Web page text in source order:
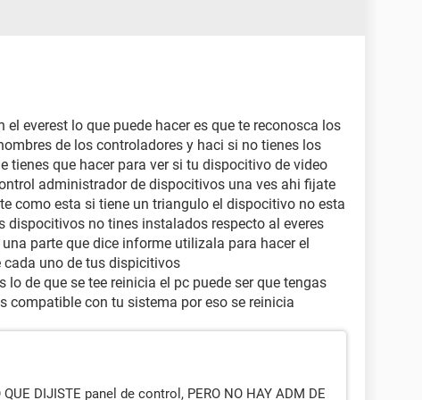
00 00 00 00 00 00 00 00
[10DE-03E0] [NoDB]
A2 00 01 06 00 00 80 00
00 00 00 00 DE 10 84 CB
00 00 00 00 FF 00 00 00
FA 3E FF 00 FA 3E FF 00
00 00 00 05 0F 00 FC 00
00 00 00 00 00 00 00 00
00 20 44 19 00 00 00 00
C0 00 40 01 FF 00 00 00
21 65 08 74 B9 0C 00 D0
00 00 00 00 00 00 00 00
00 00 00 00 00 00 00 00
3C 1E 00 FC FD B1 00 30
00 00 00 00 00 00 00 00
10 00 00 00 00 00 00 00
el everest lo que puede hacer es que te reconosca los
de los controladores y haci si no tienes los
tienes que hacer para ver si tu dispocitivo de video
administrador de dispocitivos una ves ahi fijate
como esta si tiene un triangulo el dispocitivo no esta
dispocitivos no tines instalados respecto al everes
parte que dice informe utilizala para hacer el
uno de tus dispicitivos
de que se tee reinicia el pc puede ser que tengas
compatible con tu sistema por eso se reinicia
DIJISTE panel de control, PERO NO HAY ADM DE